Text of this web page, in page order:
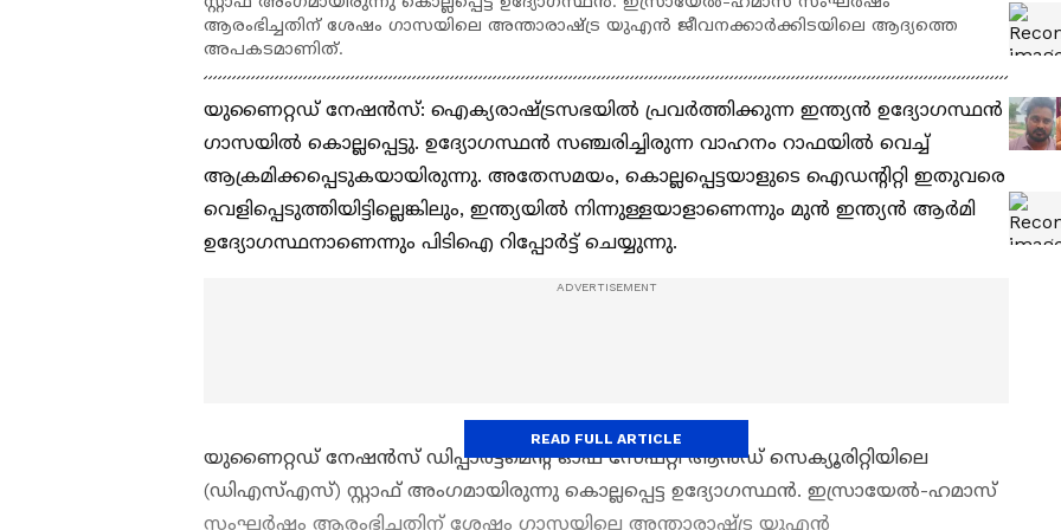
ആരംഭിച്ചതിന് ശേഷം ഗാസയിലെ അന്താരാഷ്ട്ര യുഎൻ ജീവനക്കാർക്കിടയിലെ ആദ്യത്തെ
അപകടമാണിത്.
യുണൈറ്റഡ് നേഷൻസ്: ഐക്യരാഷ്ട്രസഭയിൽ പ്രവർത്തിക്കുന്ന ഇന്ത്യൻ ഉദ്യോഗസ്ഥൻ
ഗാസയിൽ കൊല്ലപ്പെട്ടു. ഉദ്യോ​ഗസ്ഥൻ സഞ്ചരിച്ചിരുന്ന വാഹനം റാഫയിൽ വെച്ച്
ആക്രമിക്കപ്പെടുകയായിരുന്നു. അതേസമയം, കൊല്ലപ്പെട്ടയാളുടെ ഐഡൻ്റിറ്റി ഇതുവരെ
വെളിപ്പെടുത്തിയിട്ടില്ലെങ്കിലും, ഇന്ത്യയിൽ നിന്നുള്ളയാളാണെന്നും മുൻ ഇന്ത്യൻ ആർമി
ഉദ്യോഗസ്ഥനാണെന്നും പിടിഐ റിപ്പോർട്ട് ചെയ്യുന്നു.
യുണൈറ്റഡ് നേഷൻസ് ഡിപ്പാർട്ട്‌മെൻ്റ് ഓഫ് സേഫ്റ്റി ആൻഡ് സെക്യൂരിറ്റിയിലെ
(ഡിഎസ്എസ്) സ്റ്റാഫ് അംഗമായിരുന്നു കൊല്ലപ്പെട്ട ഉദ്യോ​ഗസ്ഥൻ. ഇസ്രായേൽ-ഹമാസ്
സംഘർഷം ആരംഭിച്ചതിന് ശേഷം ഗാസയിലെ അന്താരാഷ്ട്ര യുഎൻ
READ FULL ARTICLE